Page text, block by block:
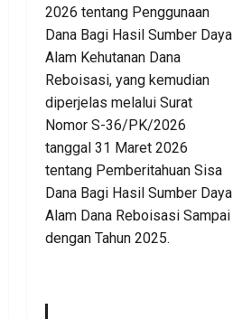
2026 tentang Penggunaan
Dana Bagi Hasil Sumber Daya
Alam Kehutanan Dana
Reboisasi, yang kemudian
diperjelas melalui Surat
Nomor S-36/PK/2026
tanggal 31 Maret 2026
tentang Pemberitahuan Sisa
Dana Bagi Hasil Sumber Daya
Alam Dana Reboisasi Sampai
dengan Tahun 2025.